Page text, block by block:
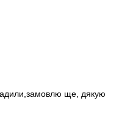
ще, дякую